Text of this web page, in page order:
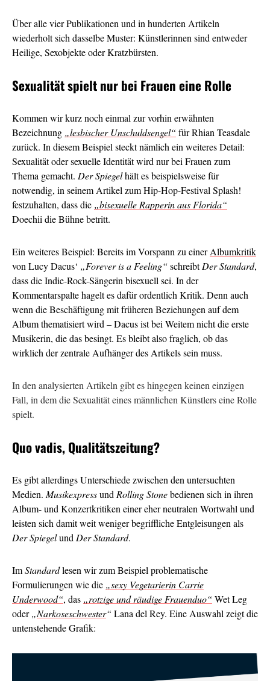
Über alle vier Publikationen und in hunderten Artikeln
wiederholt sich dasselbe Muster: Künstlerinnen sind entweder
Heilige, Sexobjekte oder Kratzbürsten.
Sexualität spielt nur bei Frauen eine Rolle
Kommen wir kurz noch einmal zur vorhin erwähnten
Bezeichnung „lesbischer Unschuldsengel“ für Rhian Teasdale
zurück. In diesem Beispiel steckt nämlich ein weiteres Detail:
Sexualität oder sexuelle Identität wird nur bei Frauen zum
Thema gemacht. Der Spiegelhält es beispielsweise für
notwendig, in seinem Artikel zum Hip-Hop-Festival Splash!
festzuhalten, dass die „bisexuelle Rapperin aus Florida“
Doechii die Bühne betritt.
Ein weiteres Beispiel: Bereits im Vorspann zu einerAlbumkritik
von Lucy Dacus‘ „Forever is a Feeling“ schreibtDer Standard,
dass die Indie-Rock-Sängerin bisexuell sei. In der
Kommentarspalte hagelt es dafür ordentlich Kritik. Denn auch
wenn die Beschäftigung mit früheren Beziehungen auf dem
Album thematisiert wird – Dacus ist bei Weitem nicht die erste
Musikerin, die das besingt. Es bleibt also fraglich, ob das
wirklich der zentrale Aufhänger des Artikels sein muss.
In den analysierten Artikeln gibt es hingegen keinen einzigen
Fall, in dem die Sexualität eines männlichen Künstlers eine Rolle
spielt.
Quo vadis, Qualitätszeitung?
Es gibt allerdings Unterschiede zwischen den untersuchten
Medien. Musikexpressund Rolling Stonebedienen sich in ihren
Album- und Konzertkritiken einer eher neutralen Wortwahl und
leisten sich damit weit weniger begriffliche Entgleisungen als
Der Spiegelund Der Standard.
ImStandardlesen wir zum Beispiel problematische
Formulierungen wie die „sexy Vegetarierin Carrie
Underwood“, das „rotzige und räudige Frauenduo“ Wet Leg
oder„Narkoseschwester“ Lana del Rey. Eine Auswahl zeigt die
untenstehende Grafik: